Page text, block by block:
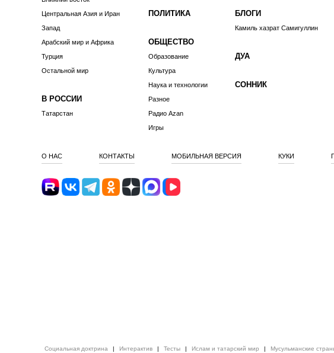
Центральная Азия и Иран
Запад
Арабский мир и Африка
Турция
Остальной мир
В РОССИИ
Татарстан
ПОЛИТИКА
ОБЩЕСТВО
Образование
Культура
Наука и технологии
Разное
Радио Azan
Игры
БЛОГИ
Камиль хазрат Самигуллин
ДУА
СОННИК
О НАС КОНТАКТЫ МОБИЛЬНАЯ ВЕРСИЯ КУКИ
Социальная доктрина | Интерактив | Тесты | Ислам и татарский мир | Мусульманские